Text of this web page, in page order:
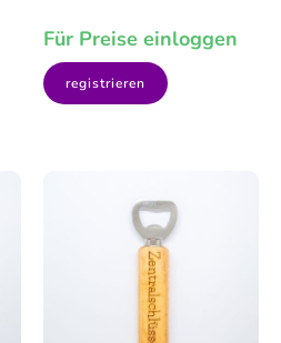
Für Preise einloggen
registrieren